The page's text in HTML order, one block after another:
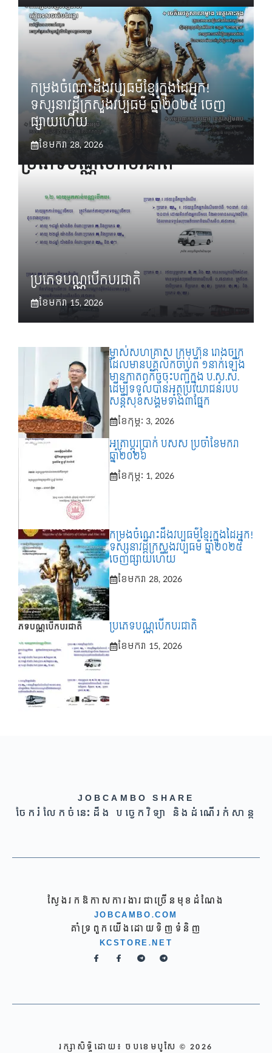
កម្រងចំណេះដឹងវប្បធម៌ខ្មែរក្នុងដៃអ្នក!
ទស្សនាវដ្តីក្រសួងវប្បធម៌ ឆ្នាំ២០២៥ ចេញ
ផ្សាយហើយ
ខែ​មករា 28, 2026
ប្រភេទបណ្ណបើកបរជាតិ
ខែ​មករា 15, 2026
ម្ចាស់សហគ្រាស ក្រុមហ៊ុន រោងចក្រ
ដែលមានបុគ្គលិកចាប់ពី ១នាក់ឡើង
មានកាតព្វកិច្ចចុះបញ្ជីក្នុង ប.ស.ស.
ដើម្បីទទួលបានអត្ថប្រយោជន៍របប
សន្តិសុខសង្គមទាំង៣ផ្នែក
ខែ​កុម្ភៈ 3, 2026
អត្រាប្ដូរប្រាក់ បសស ប្រចាំខែមករា
ឆ្នាំ២០២៦
ខែ​កុម្ភៈ 1, 2026
កម្រងចំណេះដឹងវប្បធម៌ខ្មែរក្នុងដៃអ្នក!
ទស្សនាវដ្តីក្រសួងវប្បធម៌ ឆ្នាំ២០២៥
ចេញផ្សាយហើយ
ខែ​មករា 28, 2026
ប្រភេទបណ្ណបើកបរជាតិ
ខែ​មករា 15, 2026
JOBCAMBO SHARE
ចែករំលែកចំនេះដឹង បច្ចេកវិទ្យា និងដំណើរកំសាន្ត
ស្វែងរកឱកាសការងារជាច្រើនមុខដំណែង
JOBCAMBO.COM
គាំទ្រពួកយើងដោយទិញទំនិញ
KCSTORE.NET
រក្សាសិទ្ទិដោយ៖ ចបខេមបូសែ © 2026